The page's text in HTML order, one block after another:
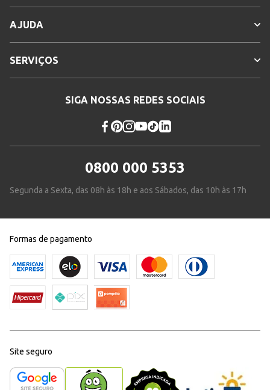
AJUDA
SERVIÇOS
SIGA NOSSAS REDES SOCIAIS
0800 000 5353
Segunda a Sexta, das 08h às 18h e aos Sábados, das 10h às 17h
Formas de pagamento
Site seguro